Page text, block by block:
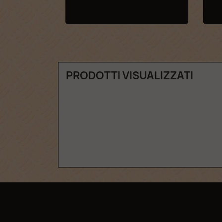
PRODOTTI VISUALIZZATI